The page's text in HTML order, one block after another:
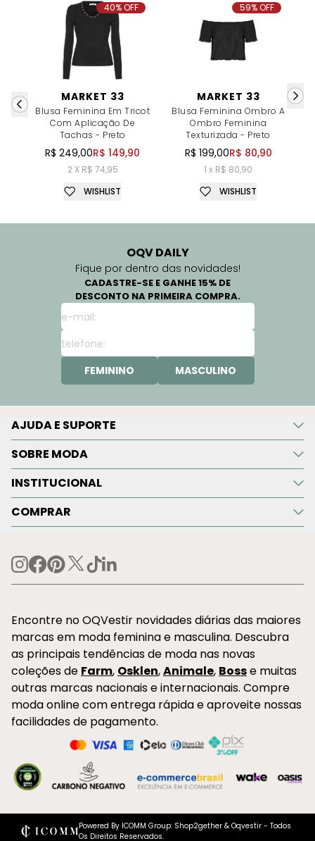
MARKET 33
Blusa Feminina Em Tricot
Com Aplicação De
Tachas - Preto
R$ 249,00R$ 149,90
2 X R$ 74,95
40% OFF
WISHLIST
MARKET 33
Blusa Feminina Ombro A
Ombro Feminina
Texturizada - Preto
R$ 199,00R$ 80,90
1 x R$ 80,90
59% OFF
WISHLIST
OQV DAILY
Fique por dentro das novidades!
CADASTRE-SE E GANHE 15% DE
DESCONTO NA PRIMEIRA COMPRA.
FEMININO MASCULINO
AJUDA E SUPORTE
SOBRE MODA
INSTITUCIONAL
COMPRAR
Encontre no OQVestir novidades diárias das maiores
marcas em moda feminina e masculina. Descubra
as principais tendências de moda nas novas
coleções de Farm, Osklen,Animale, Bosse muitas
outras marcas nacionais e internacionais. Compre
moda online com entrega rápida e aproveite nossas
facilidades de pagamento.
Powered By ICOMM Group: Shop2gether & Oqvestir - Todos
Os Direitos Reservados.